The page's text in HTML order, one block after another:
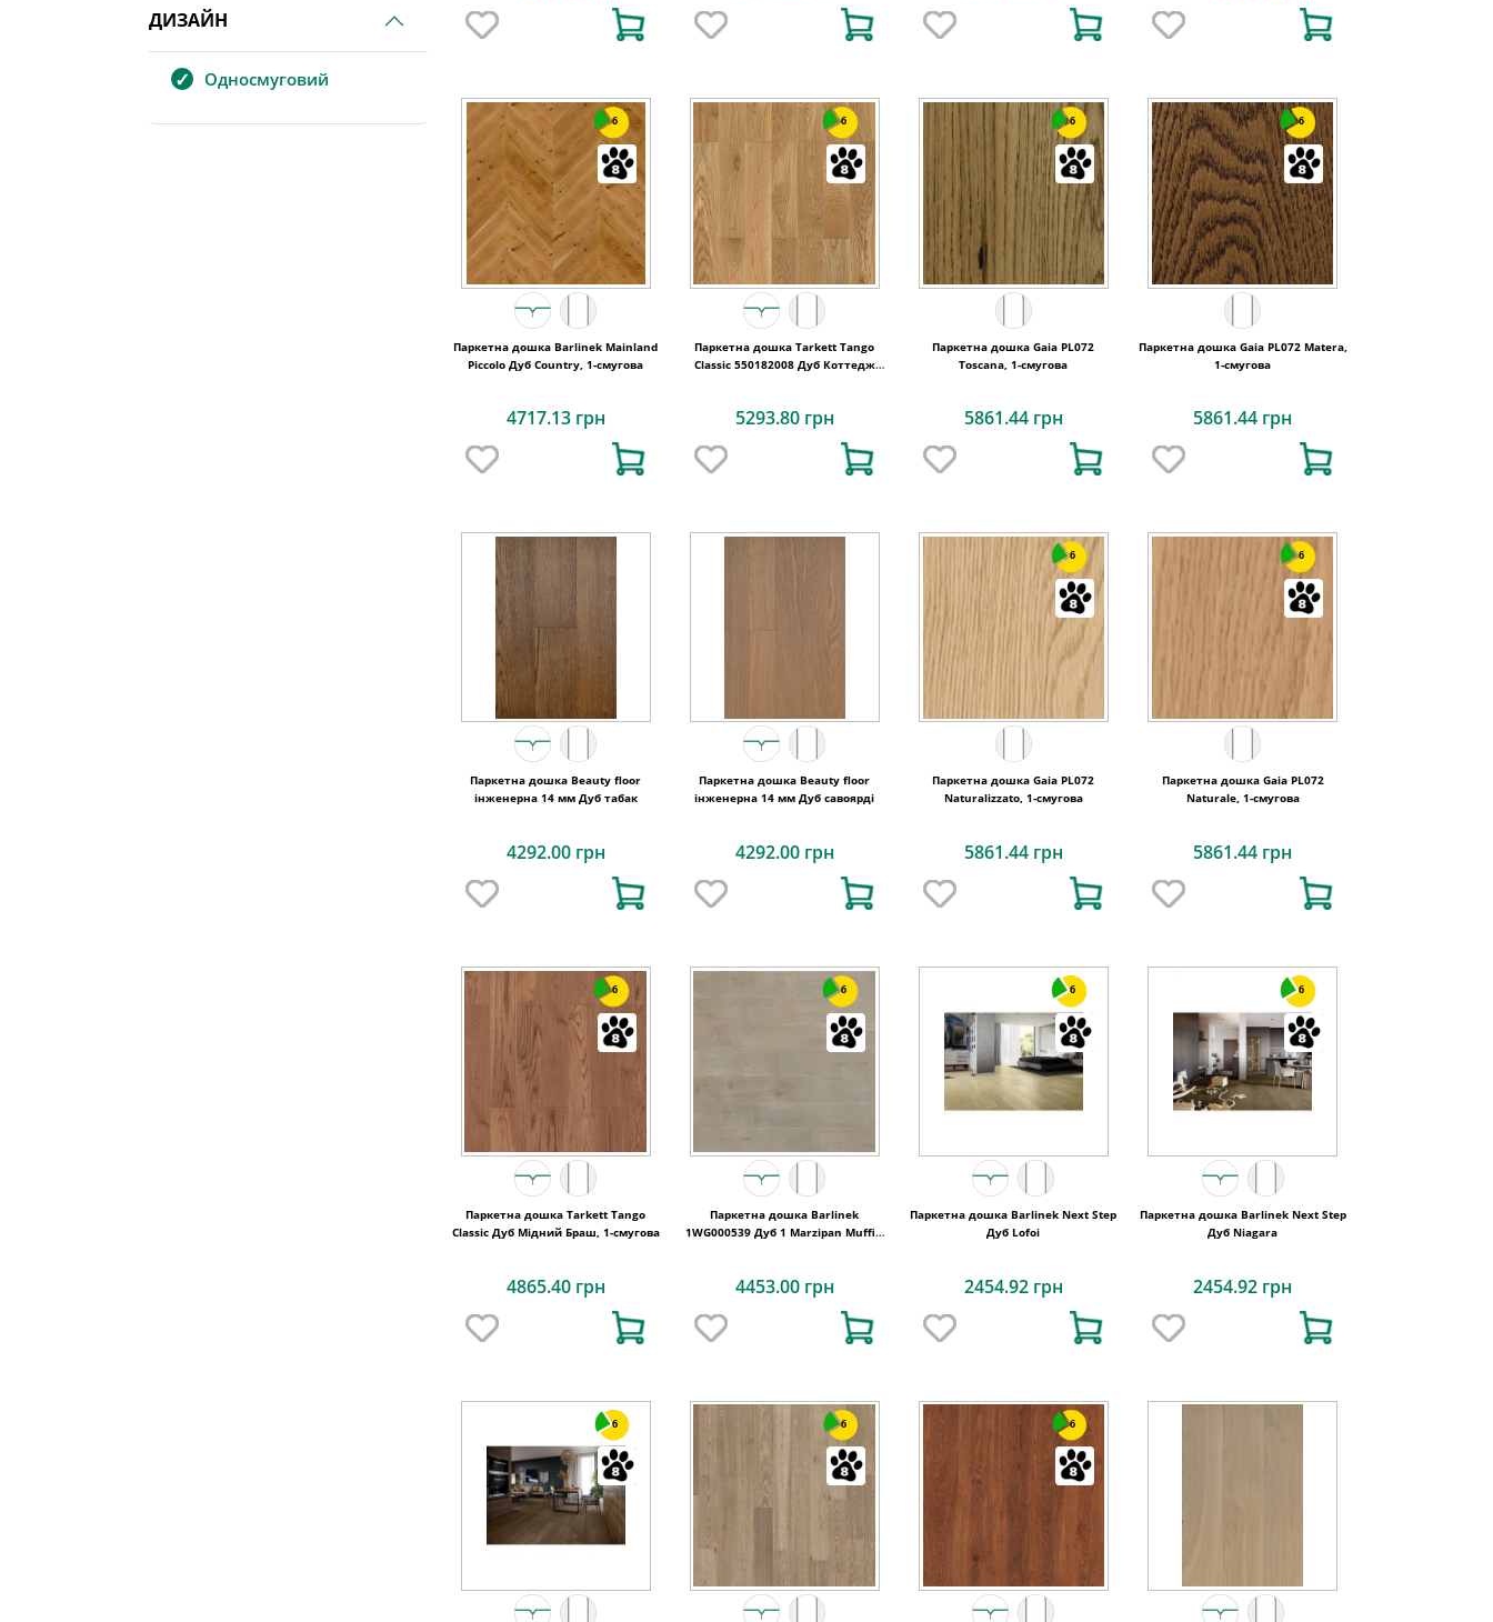
ДИЗАЙН
Односмуговий
6
Паркетна дошка Barlinek Mainland
Piccolo Дуб Country, 1-смугова
4717.13 грн
6
Паркетна дошка Tarkett Tango
Classic 550182008 Дуб Коттедж
5293.80 грн
6
Паркетна дошка Gaia PL072
Toscana, 1-смугова
5861.44 грн
6
Паркетна дошка Gaia PL072 Matera,
1-смугова
5861.44 грн
Паркетна дошка Beauty floor
інженерна 14 мм Дуб табак
4292.00 грн
Паркетна дошка Beauty floor
інженерна 14 мм Дуб савоярді
4292.00 грн
6
Паркетна дошка Gaia PL072
Naturalizzato, 1-смугова
5861.44 грн
6
Паркетна дошка Gaia PL072
Naturale, 1-смугова
5861.44 грн
6
Паркетна дошка Tarkett Tango
Classic Дуб Мідний Браш, 1-смугова
4865.40 грн
6
Паркетна дошка Barlinek
1WG000539 Дуб 1 Marzipan Muffin
4453.00 грн
6
Паркетна дошка Barlinek Next Step
Дуб Lofoi
2454.92 грн
6
Паркетна дошка Barlinek Next Step
Дуб Niagara
2454.92 грн
6 6 6